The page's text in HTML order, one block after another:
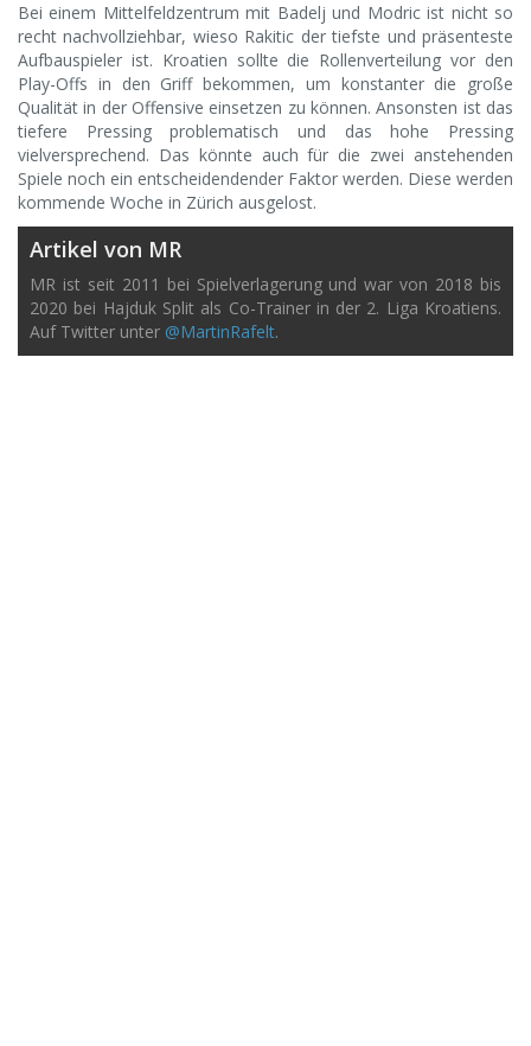
Bei einem Mittelfeldzentrum mit Badelj und Modric ist nicht so
recht nachvollziehbar, wieso Rakitic der tiefste und präsenteste
Aufbauspieler ist. Kroatien sollte die Rollenverteilung vor den
Play-Offs in den Griff bekommen, um konstanter die große
Qualität in der Offensive einsetzen zu können. Ansonsten ist das
tiefere Pressing problematisch und das hohe Pressing
vielversprechend. Das könnte auch für die zwei anstehenden
Spiele noch ein entscheidendender Faktor werden. Diese werden
kommende Woche in Zürich ausgelost.
Artikel von MR
MR ist seit 2011 bei Spielverlagerung und war von 2018 bis
2020 bei Hajduk Split als Co-Trainer in der 2. Liga Kroatiens.
Auf Twitter unter @MartinRafelt.